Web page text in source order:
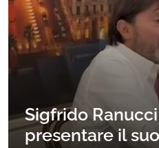
Sigfrido
presentare il